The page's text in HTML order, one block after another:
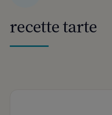
recette tarte